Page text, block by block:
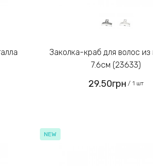
Заколка-краб для волос из металла
7.6см (23633)
29.50грн / 1 шт
NEW